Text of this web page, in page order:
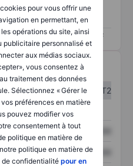
pour vous offrir une
en permettant, en
opérations du site, ainsi
publicitaire personnalisé et
aux médias sociaux.
vous consentez à
traitement des données
Sélectionnez « Gérer le
préférences en matière
pouvez modifier vos
consentement à tout
politique en matière de
politique en matière de
confidentialité pour en
ESG (en anglais)
/
T1
T2
XXXXXXX XXXXXXX
XXXXXXX XXXXXXX